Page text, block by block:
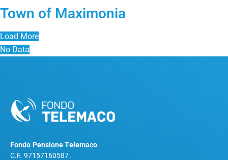
Town of Maximonia
Load More
No Data
Fondo Pensione Telemaco
C.F. 97157160587.